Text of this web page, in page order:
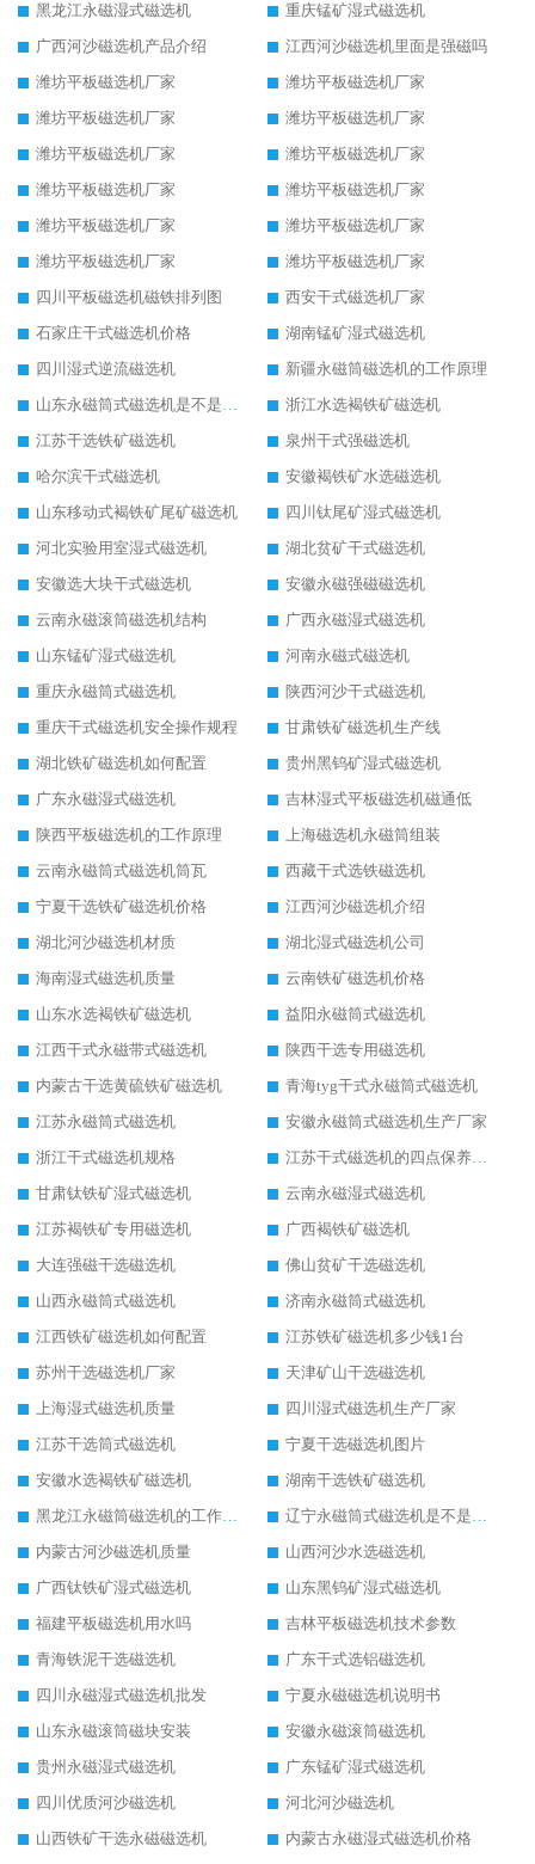
黑龙江永磁湿式磁选机
重庆锰矿湿式磁选机
广西河沙磁选机产品介绍
江西河沙磁选机里面是强磁吗
潍坊平板磁选机厂家
潍坊平板磁选机厂家
潍坊平板磁选机厂家
潍坊平板磁选机厂家
潍坊平板磁选机厂家
潍坊平板磁选机厂家
潍坊平板磁选机厂家
潍坊平板磁选机厂家
潍坊平板磁选机厂家
潍坊平板磁选机厂家
潍坊平板磁选机厂家
潍坊平板磁选机厂家
四川平板磁选机磁铁排列图
西安干式磁选机厂家
石家庄干式磁选机价格
湖南锰矿湿式磁选机
四川湿式逆流磁选机
新疆永磁筒磁选机的工作原理
山东永磁筒式磁选机是不是强磁
浙江水选褐铁矿磁选机
江苏干选铁矿磁选机
泉州干式强磁选机
哈尔滨干式磁选机
安徽褐铁矿水选磁选机
山东移动式褐铁矿尾矿磁选机
四川钛尾矿湿式磁选机
河北实验用室湿式磁选机
湖北贫矿干式磁选机
安徽选大块干式磁选机
安徽永磁强磁磁选机
云南永磁滚筒磁选机结构
广西永磁湿式磁选机
山东锰矿湿式磁选机
河南永磁式磁选机
重庆永磁筒式磁选机
陕西河沙干式磁选机
重庆干式磁选机安全操作规程
甘肃铁矿磁选机生产线
湖北铁矿磁选机如何配置
贵州黑钨矿湿式磁选机
广东永磁湿式磁选机
吉林湿式平板磁选机磁通低
陕西平板磁选机的工作原理
上海磁选机永磁筒组装
云南永磁筒式磁选机筒瓦
西藏干式选铁磁选机
宁夏干选铁矿磁选机价格
江西河沙磁选机介绍
湖北河沙磁选机材质
湖北湿式磁选机公司
海南湿式磁选机质量
云南铁矿磁选机价格
山东水选褐铁矿磁选机
益阳永磁筒式磁选机
江西干式永磁带式磁选机
陕西干选专用磁选机
内蒙古干选黄硫铁矿磁选机
青海tyg干式永磁筒式磁选机
江苏永磁筒式磁选机
安徽永磁筒式磁选机生产厂家
浙江干式磁选机规格
江苏干式磁选机的四点保养秘籍
甘肃钛铁矿湿式磁选机
云南永磁湿式磁选机
江苏褐铁矿专用磁选机
广西褐铁矿磁选机
大连强磁干选磁选机
佛山贫矿干选磁选机
山西永磁筒式磁选机
济南永磁筒式磁选机
江西铁矿磁选机如何配置
江苏铁矿磁选机多少钱1台
苏州干选磁选机厂家
天津矿山干选磁选机
上海湿式磁选机质量
四川湿式磁选机生产厂家
江苏干选筒式磁选机
宁夏干选磁选机图片
安徽水选褐铁矿磁选机
湖南干选铁矿磁选机
黑龙江永磁筒磁选机的工作原理
辽宁永磁筒式磁选机是不是强磁
内蒙古河沙磁选机质量
山西河沙水选磁选机
广西钛铁矿湿式磁选机
山东黑钨矿湿式磁选机
福建平板磁选机用水吗
吉林平板磁选机技术参数
青海铁泥干选磁选机
广东干式选铝磁选机
四川永磁湿式磁选机批发
宁夏永磁磁选机说明书
山东永磁滚筒磁块安装
安徽永磁滚筒磁选机
贵州永磁湿式磁选机
广东锰矿湿式磁选机
四川优质河沙磁选机
河北河沙磁选机
山西铁矿干选永磁磁选机
内蒙古永磁湿式磁选机价格